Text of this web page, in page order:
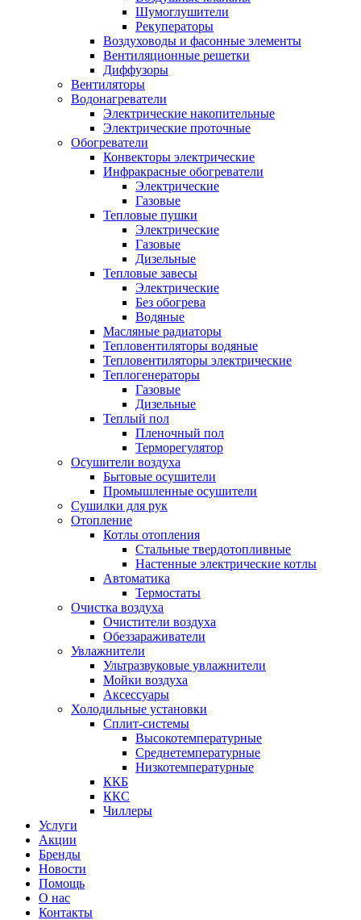
Шумоглушители
Рекуператоры
Воздуховоды и фасонные элементы
Вентиляционные решетки
Диффузоры
Вентиляторы
Водонагреватели
Электрические накопительные
Электрические проточные
Обогреватели
Конвекторы электрические
Инфракрасные обогреватели
Электрические
Газовые
Тепловые пушки
Электрические
Газовые
Дизельные
Тепловые завесы
Электрические
Без обогрева
Водяные
Масляные радиаторы
Тепловентиляторы водяные
Тепловентиляторы электрические
Теплогенераторы
Газовые
Дизельные
Теплый пол
Пленочный пол
Терморегулятор
Осушители воздуха
Бытовые осушители
Промышленные осушители
Сушилки для рук
Отопление
Котлы отопления
Стальные твердотопливные
Настенные электрические котлы
Автоматика
Термостаты
Очистка воздуха
Очистители воздуха
Обеззараживатели
Увлажнители
Ультразвуковые увлажнители
Мойки воздуха
Аксессуары
Холодильные установки
Сплит-системы
Высокотемпературные
Среднетемпературные
Низкотемпературные
ККБ
ККС
Чиллеры
Услуги
Акции
Бренды
Новости
Помощь
О нас
Контакты